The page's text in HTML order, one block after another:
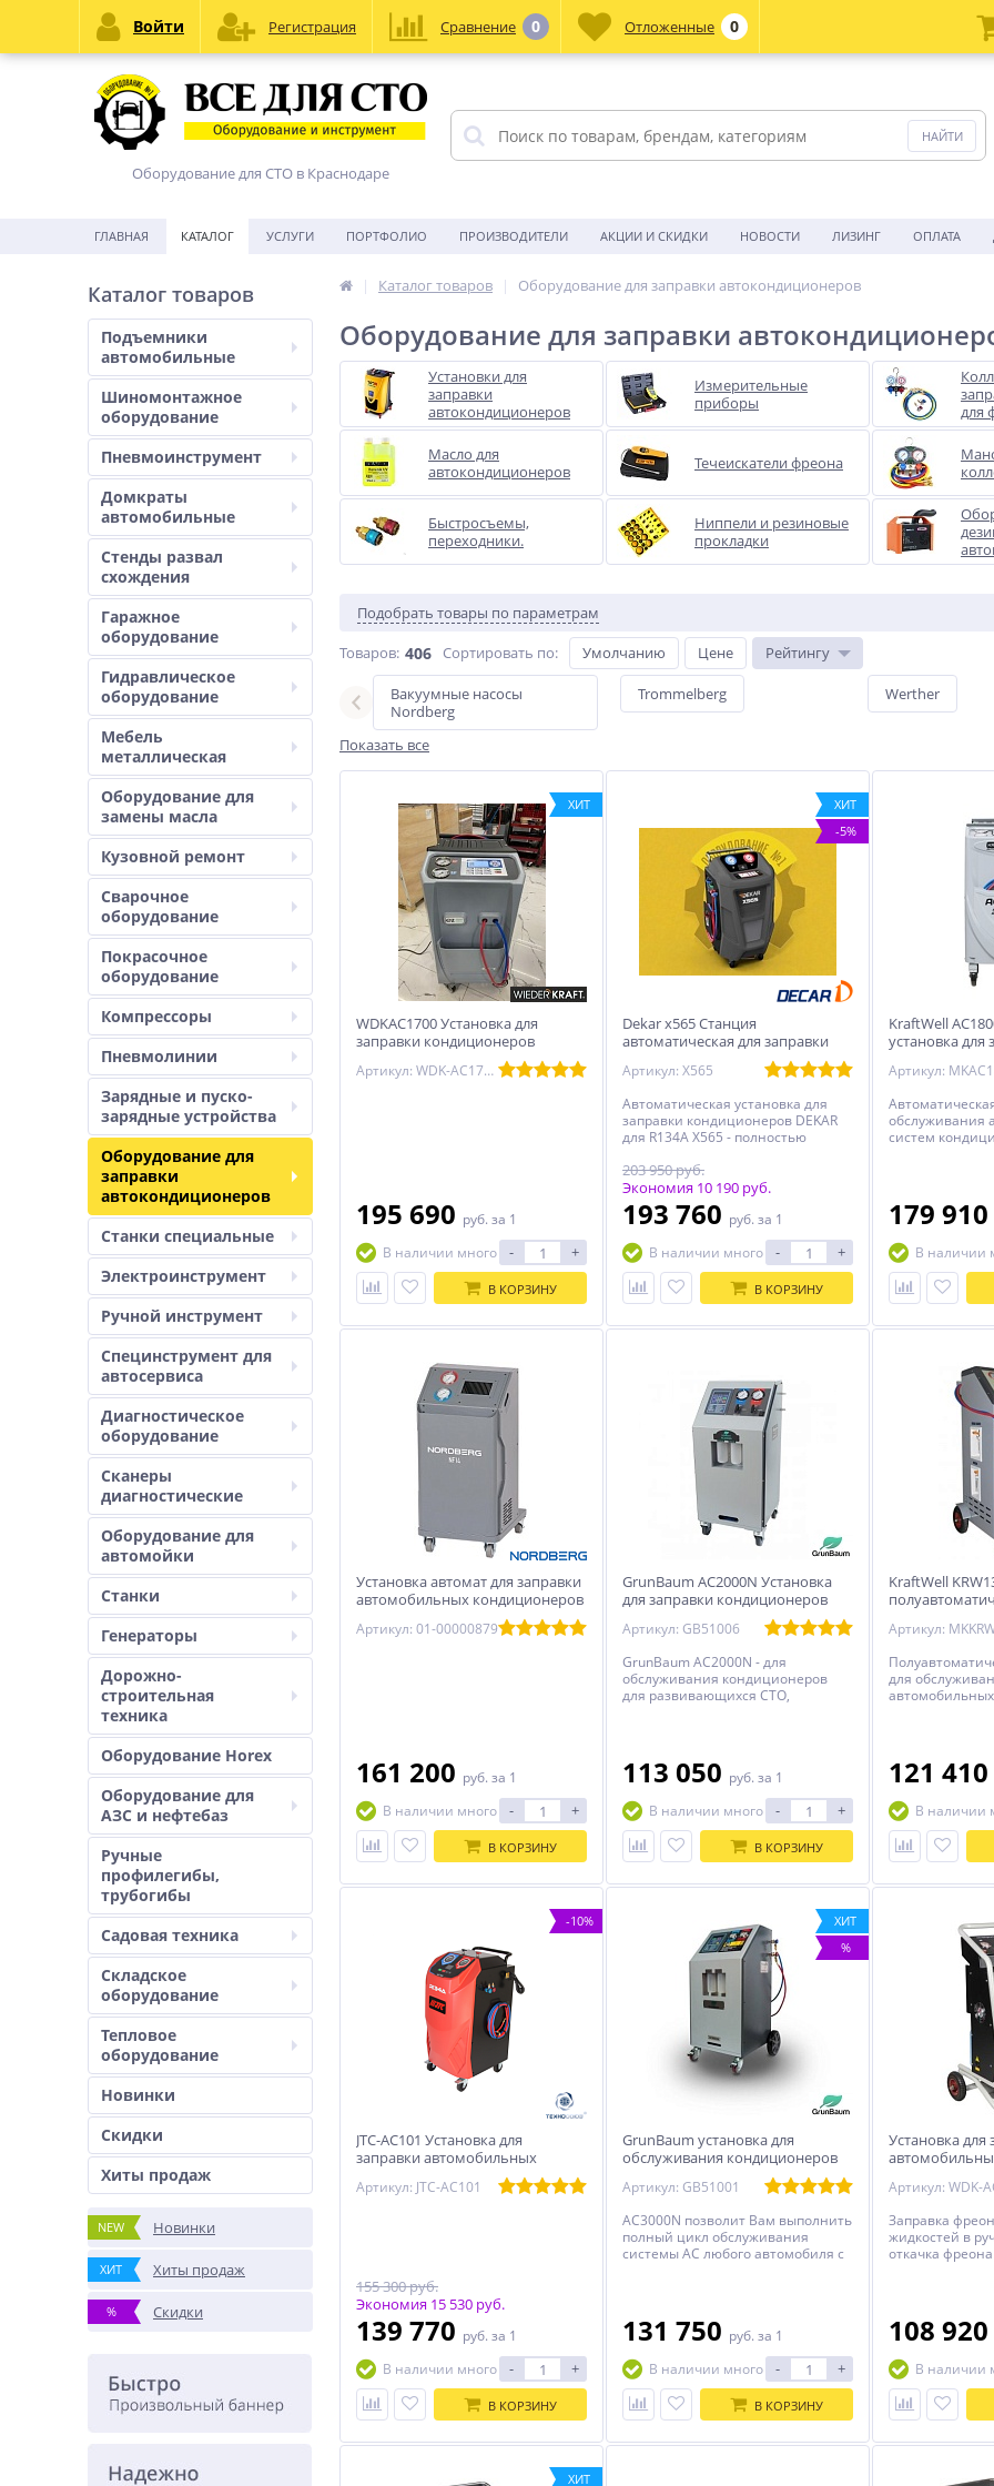
Оборудование для СТО в Краснодаре
ГЛАВНАЯ КАТАЛОГ УСЛУГИ ПОРТФОЛИО ПРОИЗВОДИТЕЛИ АКЦИИ И СКИДКИ НОВОСТИ ЛИЗИНГ ОПЛАТА
Каталог товаров
Подъемники
автомобильные
Шиномонтажное
оборудование
Пневмоинструмент
Домкраты
автомобильные
Стенды развал
схождения
Гаражное
оборудование
Гидравлическое
оборудование
Мебель
металлическая
Оборудование для
замены масла
Кузовной ремонт
Сварочное
оборудование
Покрасочное
оборудование
Компрессоры
Пневмолинии
Зарядные и пуско-
зарядные устройства
Оборудование для
заправки
автокондиционеров
Станки специальные
Электроинструмент
Ручной инструмент
Специнструмент для
автосервиса
Диагностическое
оборудование
Сканеры
диагностические
Оборудование для
автомойки
Станки
Генераторы
Дорожно-
строительная
техника
Оборудование Horex
Оборудование для
АЗС и нефтебаз
Ручные
профилегибы,
трубогибы
Садовая техника
Складское
оборудование
Тепловое
оборудование
Новинки
Скидки
Хиты продаж
NEW Новинки
ХИТ Хиты продаж
% Скидки
Каталог товаров Оборудование для заправки автокондиционеров
Оборудование для заправки
Установки для
заправки
автокондиционеров
Измерительные
приборы
для
Масло для
автокондиционеров
Течеискатели фреона
Быстросъемы,
переходники.
Ниппели и резиновые
прокладки
Подобрать товары по параметрам
Товаров: 406 Сортировать по: Умолчанию Цене Рейтингу
Полуавтомат
Вакуумные насосы
Nordberg
Trommelberg Werther
Показать все
ХИТ
WDKAC1700 Установка для
заправки кондиционеров
Артикул: WDK-AC1700
195 690 руб. за 1
В наличии много
- +
В КОРЗИНУ
ХИТ
-5%
Dekar x565 Станция
автоматическая для заправки
автомобильных кондиционеров
Артикул: X565
Автоматическая установка для
заправки кондиционеров DEKAR
для R134A X565 - полностью
обслуживанию кондиционеров
автомобилей. Увеличенный
размер баллона для хладагента
(15 кг). Производительный
вакуумный насос позволят
использовать установку также и
для обслуживания системы
кондиционирования
микроавтобусов.
203 950 руб.
Экономия 10 190 руб.
193 760 руб. за 1
В наличии много
- +
В КОРЗИНУ
KraftWell
установка для
с сенсорным
Артикул:
обслуживания
систем
и последующий
и масла.
179 910
В наличии
Установка автомат для заправки
автомобильных кондиционеров
Артикул: 01-00000879
161 200 руб. за 1
В наличии много
- +
В КОРЗИНУ
GrunBaum AC2000N Установка
для заправки кондиционеров
Артикул: GB51006
GrunBaum AC2000N - для
обслуживания кондиционеров
для развивающихся СТО,
автокондиционеров.
113 050 руб. за 1
В наличии много
- +
В КОРЗИНУ
KraftWell
заправки
кондиционеров
для
121 410
В наличии
-10%
JTC-AC101 Установка для
заправки автомобильных
Артикул: JTC-AC101
155 300 руб.
Экономия 15 530 руб.
139 770 руб. за 1
В наличии много
- +
В КОРЗИНУ
ХИТ
%
GrunBaum установка для
обслуживания кондиционеров
Артикул: GB51001
AC3000N позволит Вам выполнить
полный цикл обслуживания
системы AC любого автомобиля с
131 750 руб. за 1
В наличии много
- +
В КОРЗИНУ
Установка для
WDK-AC400
Артикул: WDK-
Заправка
жидкостей в
откачка фреона
108 920
В наличии
ХИТ
Войти Регистрация Сравнение 0 Отложенные 0